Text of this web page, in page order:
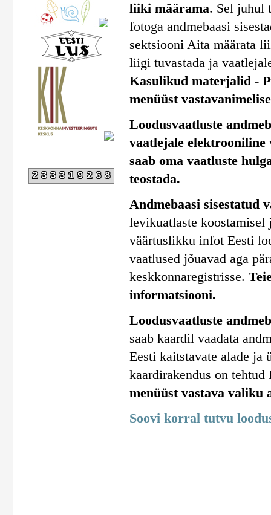
233319268
liiki määrama. Sel juhul
fotoga andmebaasi
sektsiooni Aita määrata
liigi tuvastada ja
Kasulikud materjalid -
menüüst
Loodusvaatluste
vaatlejale
saab oma vaatluste
teostada.
Andmebaasi sisestatud
levikuatlaste koostamisel
väärtuslikku infot Eesti
vaatlused jõuavad aga
keskkonnaregistrisse.
informatsiooni.
Loodusvaatluste
saab kaardil vaadata
Eesti kaitstavate alade ja
kaardirakendus on
menüüst vastava valiku
Soovi korral tutvu